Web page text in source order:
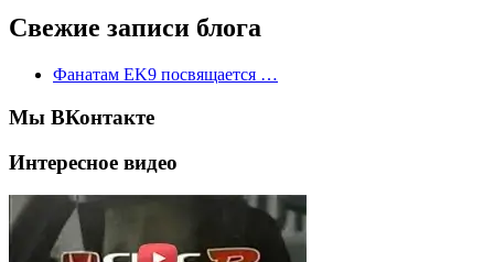
Свежие записи блога
Фанатам EK9 посвящается …
Мы ВКонтакте
Интересное видео